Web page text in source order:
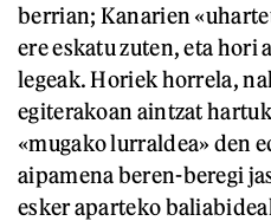
berrian; Kanarien
ere eskatu zuten, eta hori
legeak. Horiek horrela,
egiterakoan aintzat
«mugako lurraldea» den
aipamena beren-beregi
esker aparteko